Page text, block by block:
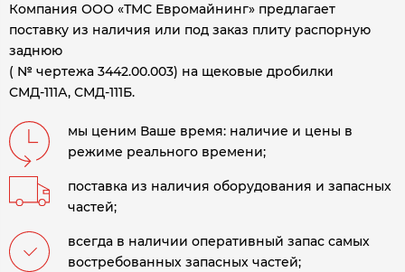
Компания ООО «ТМС Евромайнинг» предлагает
поставку из наличия или под заказ плиту распорную
заднюю
( № чертежа 3442.00.003) на щековые дробилки
СМД-111А, СМД-111Б.
мы ценим Ваше время: наличие и цены в
режиме реального времени;
поставка из наличия оборудования и запасных
частей;
всегда в наличии оперативный запас самых
востребованных запасных частей;